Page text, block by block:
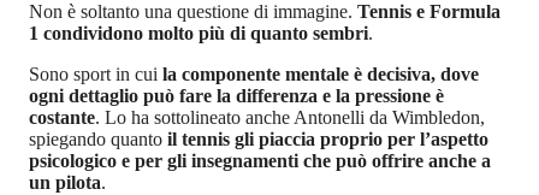
Non è soltanto una questione di immagine. Tennis e Formula
1 condividono molto più di quanto sembri.
Sono sport in cui la componente mentale è decisiva, dove
ogni dettaglio può fare la differenza e la pressione è
costante. Lo ha sottolineato anche Antonelli da Wimbledon,
spiegando quanto il tennis gli piaccia proprio per l’aspetto
psicologico e per gli insegnamenti che può offrire anche a
un pilota.